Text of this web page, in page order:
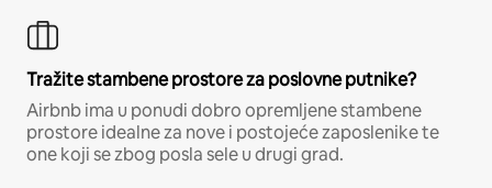
Tražite stambene prostore za poslovne putnike?
Airbnb ima u ponudi dobro opremljene stambene
prostore idealne za nove i postojeće zaposlenike te
one koji se zbog posla sele u drugi grad.